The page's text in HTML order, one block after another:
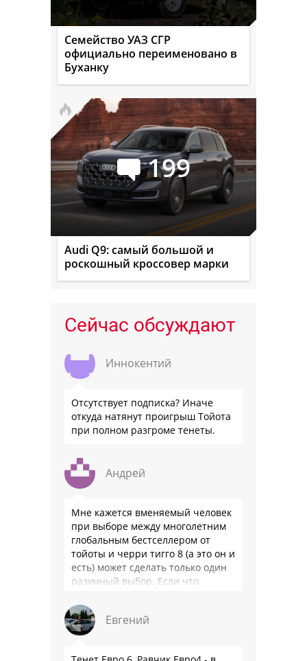
Семейство УАЗ СГР
официально переименовано в
Буханку
199
Audi Q9: самый большой и
роскошный кроссовер марки
Сейчас обсуждают
Иннокентий
Отсутствует подписка? Иначе
откуда натянут проигрыш Тойота
при полном разгроме тенеты.
Андрей
Мне кажется вменяемый человек
при выборе между многолетним
глобальным бестселлером от
тойоты и черри тигго 8 (а это он и
есть) может сделать только один
разумный выбор. Если что,
Евгений